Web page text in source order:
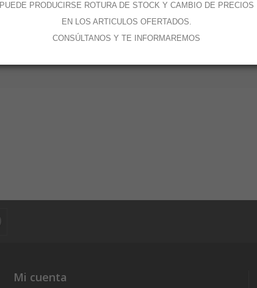
SISSYBAR...
Añadir al carrito
SISSYBAR...
Añadir al carrito
Mi cuenta
PUEDE PRODUCIRSE ROTURA DE STOCK Y CAMBIO DE PRECIOS
EN LOS ARTICULOS OFERTADOS.
CONSÚLTANOS Y TE INFORMAREMOS